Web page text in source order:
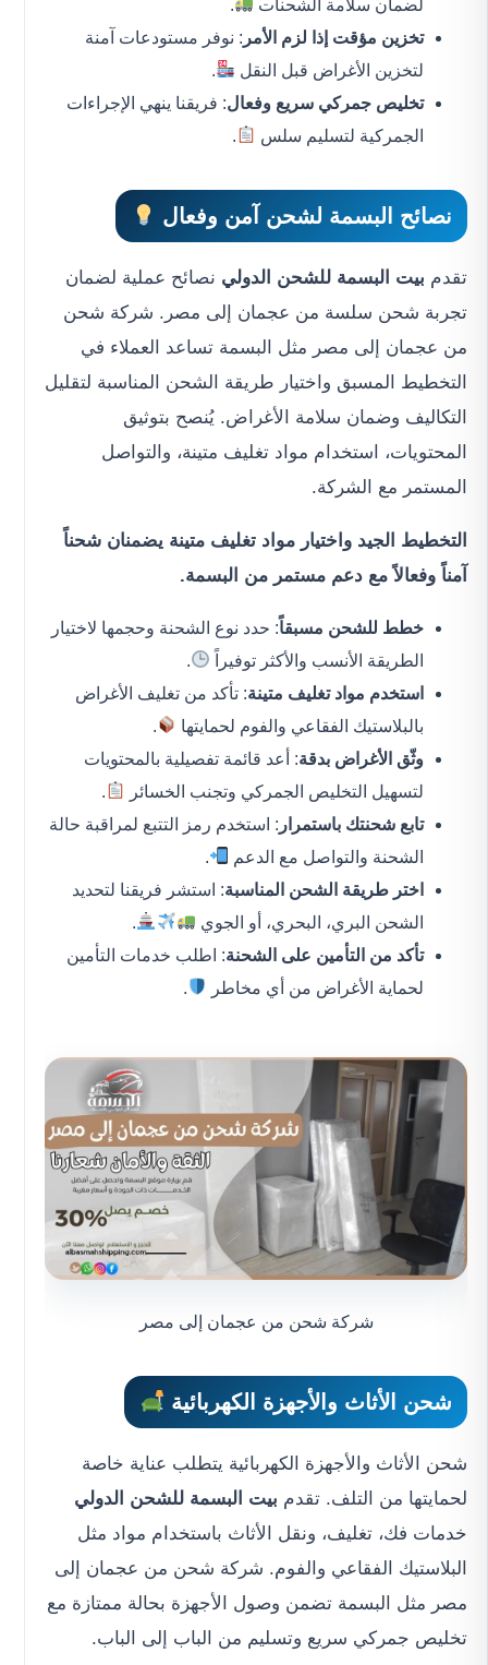
لضمان سلامة الشحنات
.
تخزين مؤقت إذا لزم الأمر : نوفر مستودعات آمنة
لتخزين الأغراض قبل النقل
.
تخليص جمركي سريع وفعال: فريقنا ينهي الإجراءات
الجمركية لتسليم سلس
.
نصائح البسمة لشحن آمن وفعال
تقدم بيت البسمة للشحن الدولي نصائح عملية لضمان
تجربة شحن سلسة من عجمان إلى مصر. شركة شحن
من عجمان إلى مصر مثل البسمة تساعد العملاء في
التخطيط المسبق واختيار طريقة الشحن المناسبة لتقليل
التكاليف وضمان سلامة الأغراض. يُنصح بتوثيق
المحتويات، استخدام مواد تغليف متينة، والتواصل
المستمر مع الشركة.
التخطيط الجيد واختيار مواد تغليف متينة يضمنان شحناً
آمناً وفعالاً مع دعم مستمر من البسمة.
خطط للشحن مسبقاً: حدد نوع الشحنة وحجمها لاختيار
الطريقة الأنسب والأكثر توفيراً
.
استخدم مواد تغليف متينة: تأكد من تغليف الأغراض
بالبلاستيك الفقاعي والفوم لحمايتها
.
وثّق الأغراض بدقة: أعد قائمة تفصيلية بالمحتويات
لتسهيل التخليص الجمركي وتجنب الخسائر
.
تابع شحنتك باستمرار : استخدم رمز التتبع لمراقبة حالة
الشحنة والتواصل مع الدعم
.
اختر طريقة الشحن المناسبة: استشر فريقنا لتحديد
الشحن البري، البحري، أو الجوي
.
تأكد من التأمين على الشحنة: اطلب خدمات التأمين
لحماية الأغراض من أي مخاطر
.
شركة شحن من عجمان إلى مصر
شحن الأثاث والأجهزة الكهربائية
شحن الأثاث والأجهزة الكهربائية يتطلب عناية خاصة
لحمايتها من التلف. تقدم بيت البسمة للشحن الدولي
خدمات فك، تغليف، ونقل الأثاث باستخدام مواد مثل
البلاستيك الفقاعي والفوم. شركة شحن من عجمان إلى
مصر مثل البسمة تضمن وصول الأجهزة بحالة ممتازة مع
تخليص جمركي سريع وتسليم من الباب إلى الباب.